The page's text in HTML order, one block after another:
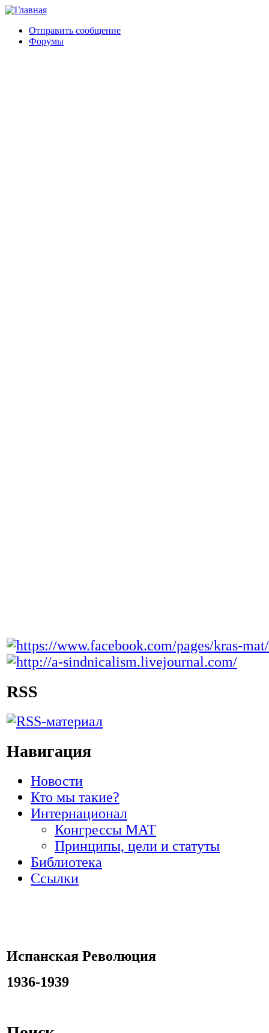
Отправить сообщение
Форумы
RSS
Навигация
Новости
Кто мы такие?
Интернационал
Конгрессы МАТ
Принципы, цели и статуты
Библиотека
Ссылки
Испанская Революция
1936-1939